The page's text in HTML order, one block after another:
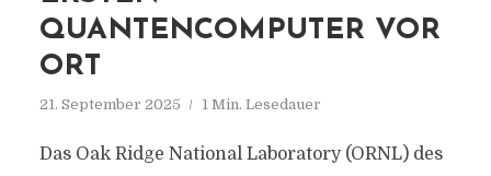
QUANTENCOMPUTER VOR
ORT
21. September 2025 1 Min. Lesedauer
Das Oak Ridge National Laboratory (ORNL) des